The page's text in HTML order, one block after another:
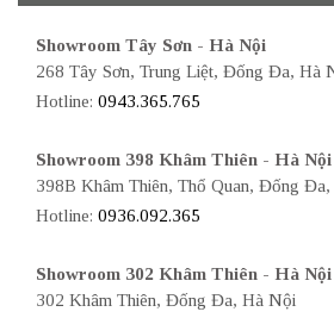
Showroom Tây Sơn - Hà Nội
268 Tây Sơn, Trung Liệt, Đống Đa, Hà
Hotline: 0943.365.765
Showroom 398 Khâm Thiên - Hà Nội
398B Khâm Thiên, Thổ Quan, Đống
Hotline: 0936.092.365
Showroom 302 Khâm Thiên - Hà Nội
302 Khâm Thiên, Đống Đa, Hà Nội